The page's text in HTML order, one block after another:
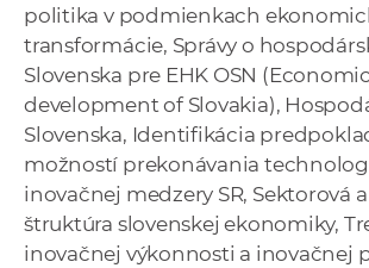
politika v podmienkach
transformácie, Správy o
Slovenska pre EHK OSN (Economic
development of Slovakia),
Slovenska, Identifikácia
možností prekonávania
inovačnej medzery SR, Sektorová
štruktúra slovenskej ekonomiky,
inovačnej výkonnosti a inovačnej